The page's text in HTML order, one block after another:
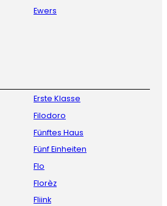
Ewers
Erste Klasse
Filodoro
Fünftes Haus
Fünf Einheiten
Flo
Florèz
Fliink